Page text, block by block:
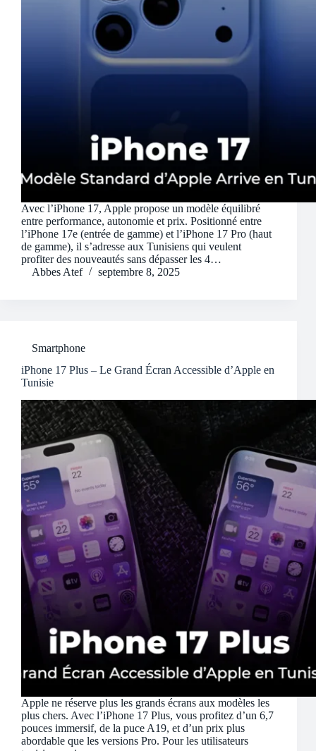
Avec l’iPhone 17, Apple propose un modèle équilibré
entre performance, autonomie et prix. Positionné entre
l’iPhone 17e (entrée de gamme) et l’iPhone 17 Pro (haut
de gamme), il s’adresse aux Tunisiens qui veulent
profiter des nouveautés sans dépasser les 4…
Abbes Atef
septembre 8, 2025
Smartphone
iPhone 17 Plus – Le Grand Écran Accessible d’Apple en
Tunisie
Apple ne réserve plus les grands écrans aux modèles les
plus chers. Avec l’iPhone 17 Plus, vous profitez d’un 6,7
pouces immersif, de la puce A19, et d’un prix plus
abordable que les versions Pro. Pour les utilisateurs